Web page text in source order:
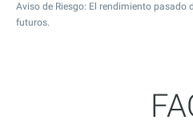
Aviso de Riesgo: El rendimiento pasado
futuros.